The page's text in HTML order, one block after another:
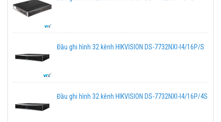
Đầu ghi hình 32 kênh HIKVISION DS-7732NXI-I4/16P/S
Đầu ghi hình 32 kênh HIKVISION DS-7732NXI-I4/16P/4S